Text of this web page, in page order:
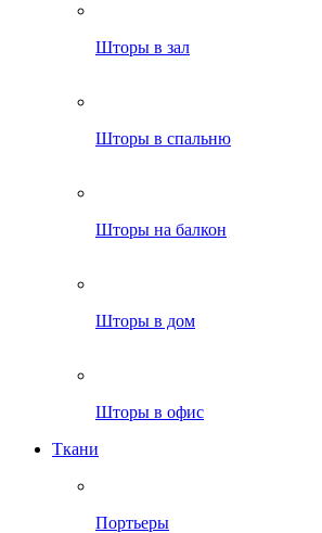
Шторы в зал
Шторы в спальню
Шторы на балкон
Шторы в дом
Шторы в офис
Ткани
Портьеры